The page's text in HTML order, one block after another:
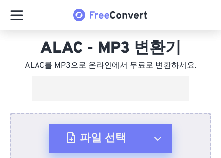
ALAC - MP3 변환기
ALAC를 MP3으로 온라인에서 무료로 변환하세요.
파일 선택